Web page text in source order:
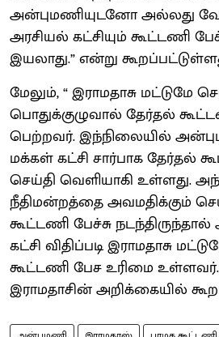
அன்புமணியுடனோ அல்லது
அரசியல் கட்சியும் கூட்டணி
இயலாது.” என்று
மேலும், “ இராமதாசு மட்டுமே
பொதுக்குழுவால் தேர்தல்
பெற்றவர். இந்நிலையில்
மக்கள் கட்சி சார்பாக தேர்தல்
செய்தி வெளியாகி உள்ளது.
நீதிமன்றத்தை அவமதிக்கும்
கூட்டணி பேச்சு
கட்சி விதிப்படி இராமதாசு
கூட்டணி பேச உரிமை
இராமதாசின் அறிக்கையில்